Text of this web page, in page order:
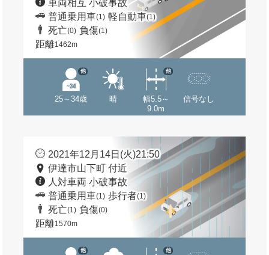
車両相互 小破事故
普通乗用車(1) 軽自動車(1)
死亡(0) 負傷(1)
距離1462m
25～34歳
他
晴
幅5.5～
9.0m
他
信号なし
2021年12月14日(火)21:50
伊達市山下町 付近
人対車両 小破事故
普通乗用車(1) 歩行者(1)
死亡(1) 負傷(0)
距離1570m
他 他